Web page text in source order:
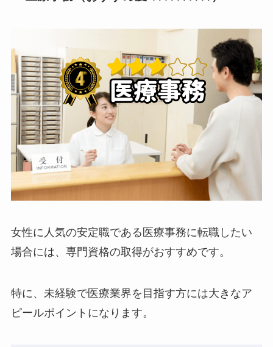
女性に人気の安定職である医療事務に転職したい
場合には、専門資格の取得がおすすめです。
特に、未経験で医療業界を目指す方には大きなア
ピールポイントになります。